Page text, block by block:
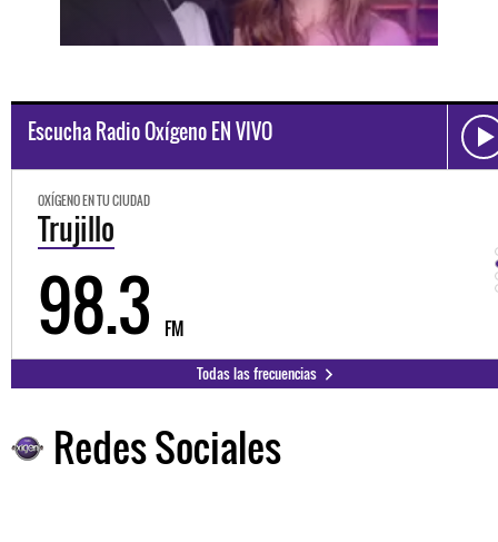
Escucha Radio Oxígeno EN VIVO
OXÍGENO EN TU CIUDAD
Trujillo
98.3 FM
Todas las frecuencias
Redes Sociales